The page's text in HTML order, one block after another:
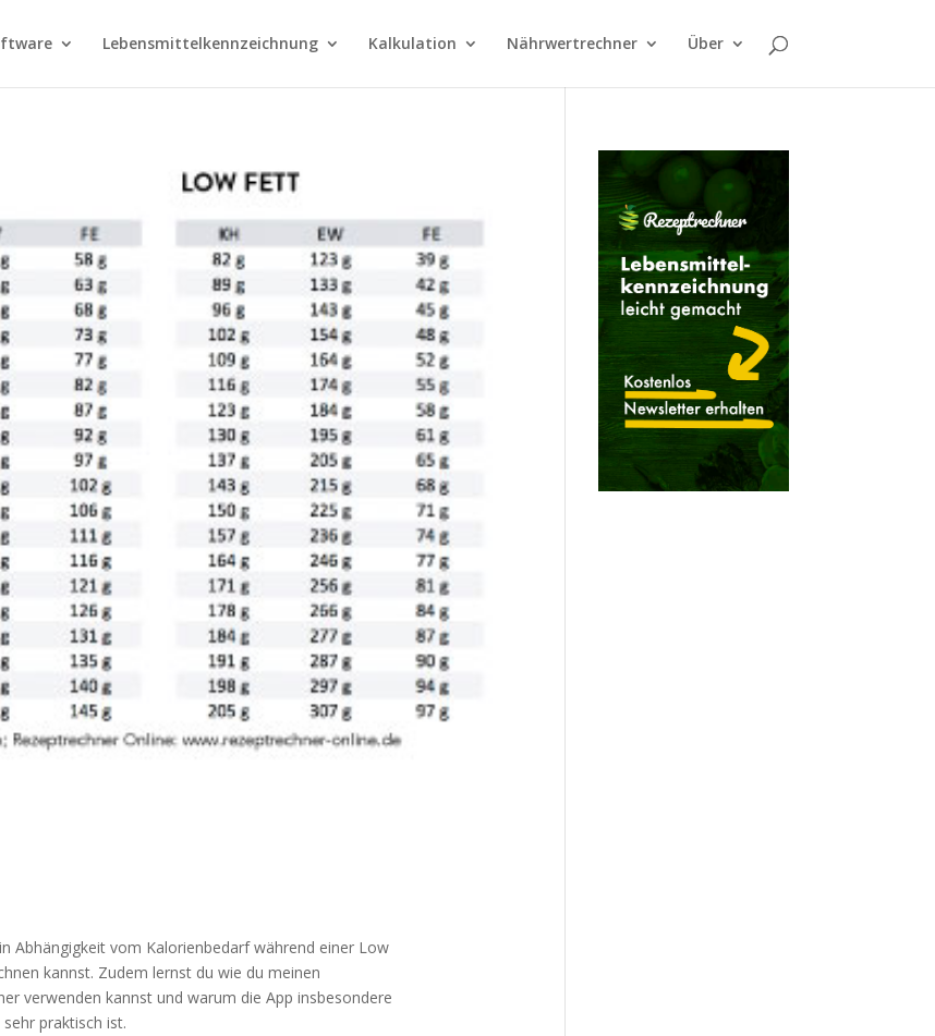
Lebensmittelkennzeichnung Kalkulation Nährwertrechner Über
Abhängigkeit vom Kalorienbedarf während einer Low
kannst. Zudem lernst du wie du meinen
verwenden kannst und warum die App insbesondere
praktisch ist.